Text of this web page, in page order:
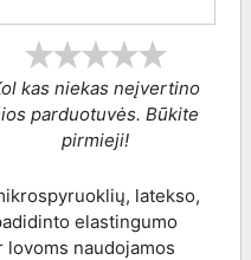
kas niekas neįvertino
parduotuvės. Būkite
pirmieji!
latekso,
elastingumo
lovoms naudojamos